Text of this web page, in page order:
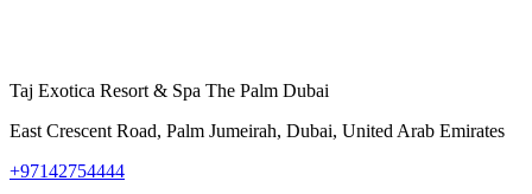
Taj Exotica Resort & Spa The Palm Dubai
East Crescent Road, Palm Jumeirah, Dubai, United Arab Emirates
+97142754444